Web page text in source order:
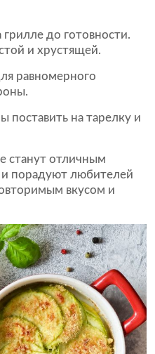
до готовности.
и хрустящей.
равномерного
поставить на тарелку и
станут отличным
порадуют любителей
вкусом и